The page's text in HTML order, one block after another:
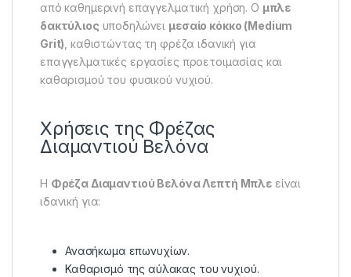
από καθημερινή επαγγελματική χρήση. Ο μπλε
δακτύλιος υποδηλώνει μεσαίο κόκκο (Medium
Grit) , καθιστώντας τη φρέζα ιδανική για
επαγγελματικές εργασίες προετοιμασίας και
καθαρισμού του φυσικού νυχιού.
Χρήσεις της Φρέζας
Διαμαντιού Βελόνα
Η Φρέζα Διαμαντιού Βελόνα Λεπτή Μπλεείναι
ιδανική για:
Ανασήκωμα επωνυχίων.
Καθαρισμό της αύλακας του νυχιού.